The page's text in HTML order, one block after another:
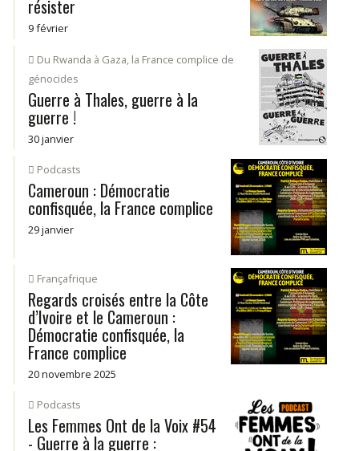
résister
9 février
Du Rwanda à Gaza, la France complice de
génocides
Guerre à Thales, guerre à la
guerre !
30 janvier
Podcasts
Cameroun : Démocratie
confisquée, la France complice
29 janvier
Françafrique
Regards croisés entre la Côte
d’Ivoire et le Cameroun :
Démocratie confisquée, la
France complice
20 novembre 2025
Podcasts
Les Femmes Ont de la Voix #54
- Guerre à la guerre :